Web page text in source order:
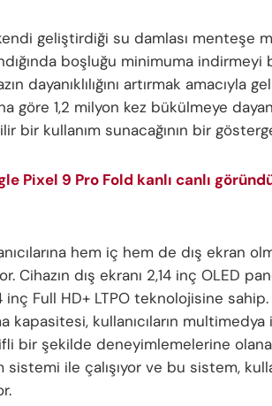
geliştirdiği su damlası menteşe
boşluğu minimuma indirmeyi
dayanıklılığını artırmak amacıyla
göre 1,2 milyon kez bükülmeye
bir kullanım sunacağının bir
Pixel 9 Pro Fold kanlı canlı
hem iç hem de dış ekran
Cihazın dış ekranı 2,14 inç OLED
Full HD+ LTPO teknolojisine sahip.
kapasitesi, kullanıcıların
bir şekilde deneyimlemelerine
ile çalışıyor ve bu sistem,